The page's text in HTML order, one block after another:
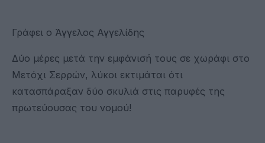
Γράφει ο Άγγελος Αγγελίδης
Δύο μέρες μετά την εμφάνισή τους σε χωράφι στο
Μετόχι Σερρών, λύκοι εκτιμάται ότι
κατασπάραξαν δύο σκυλιά στις παρυφές της
πρωτεύουσας του νομού!